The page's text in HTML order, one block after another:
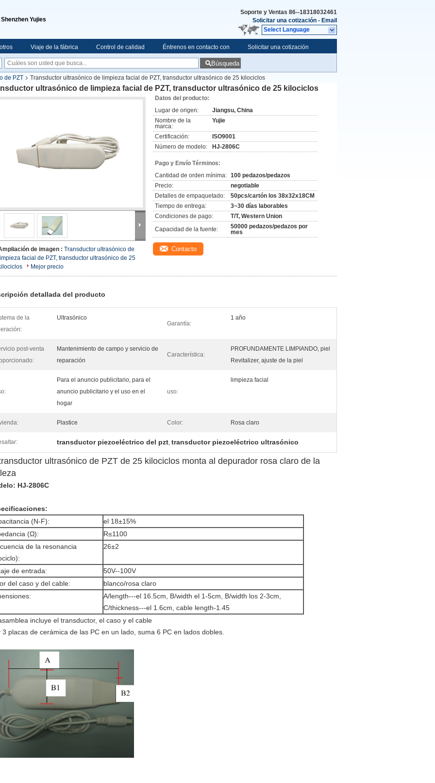
Yujies
Soporte y Ventas 86--18318032461
Solicitar una cotización - Email
Select Language
Viaje de la fábrica Control de calidad Éntrenos en contacto con Solicitar una cotización
Búsqueda
de PZT Transductor ultrasónico de limpieza facial de PZT, transductor ultrasónico de 25 kilociclos
ultrasónico de limpieza facial de PZT, transductor ultrasónico de 25 kilociclos
de imagen : Transductor ultrasónico de
facial de PZT, transductor ultrasónico de 25
Mejor precio
Datos del producto:
Lugar de origen:
Jiangsu, China
Nombre de la
marca:
Yujie
Certificación:
ISO9001
Número de modelo:
HJ-2806C
Pago y Envío Términos:
Cantidad de orden mínima: 100 pedazos/pedazos
Precio:
negotiable
Detalles de empaquetado:
50pcs/cartón los 38x32x18CM
Tiempo de entrega:
3~30 días laborables
Condiciones de pago:
T/T, Western Union
Capacidad de la fuente:
50000 pedazos/pedazos por
mes
Contacto
detallada del producto
de la
Ultrasónico
Garantía:
1 año
post-venta
Mantenimiento de campo y servicio de
reparación
Característica:
PROFUNDAMENTE LIMPIANDO, piel
Revitalizer, ajuste de la piel
Para el anuncio publicitario, para el
anuncio publicitario y el uso en el
hogar
uso:
limpieza facial
Plastice Color: Rosa claro
transductor piezoeléctrico del pzt, transductor piezoeléctrico ultrasónico
ultrasónico de PZT de 25 kilociclos monta al depurador rosa claro de la
HJ-2806C
(N-F):
el 18±15%
(Ω):
R≤1100
de la resonancia
26±2
de entrada:
50V--100V
del caso y del cable:
blanco/rosa claro
A/length---el 16.5cm, B/width el 1-5cm, B/width los 2-3cm,
C/thickness---el 1.6cm, cable length-1.45
incluye el transductor, el caso y el cable
3 placas de cerámica de las PC en un lado, suma 6 PC en lados dobles.